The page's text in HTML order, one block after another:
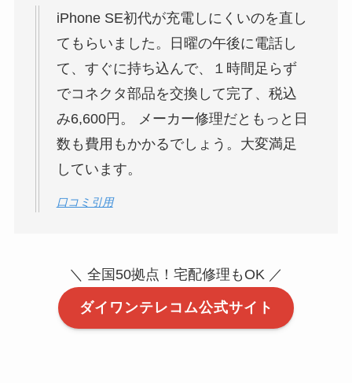
iPhone SE初代が充電しにくいのを直し
てもらいました。日曜の午後に電話し
て、すぐに持ち込んで、１時間足らず
でコネクタ部品を交換して完了、税込
み6,600円。 メーカー修理だともっと日
数も費用もかかるでしょう。大変満足
しています。
口コミ引用
＼ 全国50拠点！宅配修理もOK ／
ダイワンテレコム公式サイト